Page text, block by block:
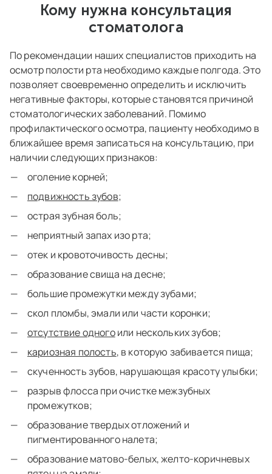
Кому нужна консультация
стоматолога
По рекомендации наших специалистов приходить на
осмотр полости рта необходимо каждые полгода. Это
позволяет своевременно определить и исключить
негативные факторы, которые становятся причиной
стоматологических заболеваний. Помимо
профилактического осмотра, пациенту необходимо в
ближайшее время записаться на консультацию, при
наличии следующих признаков:
оголение корней;
подвижность зубов;
острая зубная боль;
неприятный запах изо рта;
отек и кровоточивость десны;
образование свища на десне;
большие промежутки между зубами;
скол пломбы, эмали или части коронки;
отсутствие одногоили нескольких зубов;
кариозная полость, в которую забивается пища;
скученность зубов, нарушающая красоту улыбки;
разрыв флосса при очистке межзубных
промежутков;
образование твердых отложений и
пигментированного налета;
образование матово-белых, желто-коричневых